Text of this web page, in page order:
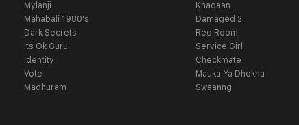
Mylanji
Mahabali 1980's
Dark Secrets
Its Ok Guru
Identity
Vote
Madhuram
Khadaan
Damaged 2
Red Room
Service Girl
Checkmate
Mauka Ya Dhokha
Swaanng